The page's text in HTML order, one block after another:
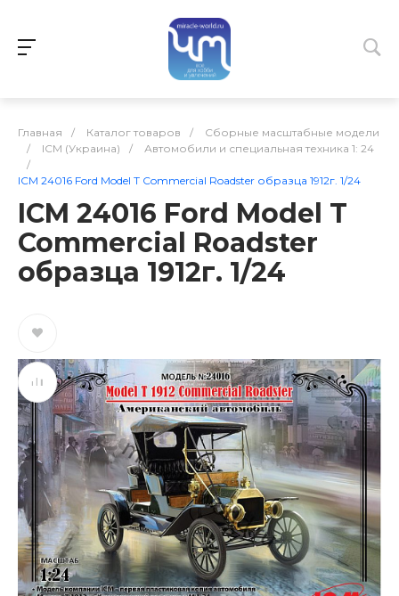
Главная / Каталог товаров /
Сборные масштабные модели
/
ICM (Украина) /
Автомобили и специальная техника 1: 24
/
ICM 24016 Ford Model T Commercial Roadster образца 1912г. 1/24
ICM 24016 Ford Model T
Commercial Roadster
образца 1912г. 1/24